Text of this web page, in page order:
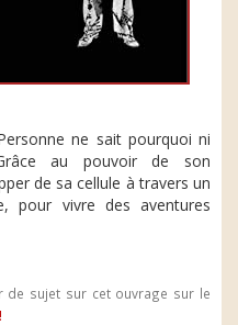
ne sait pourquoi ni
au pouvoir de son
de sa cellule à travers un
pour vivre des aventures
de sujet sur cet ouvrage sur le